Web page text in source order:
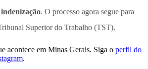
. O processo agora segue para
Superior do Trabalho (TST).
acontece em Minas Gerais. Siga o perfil do
.